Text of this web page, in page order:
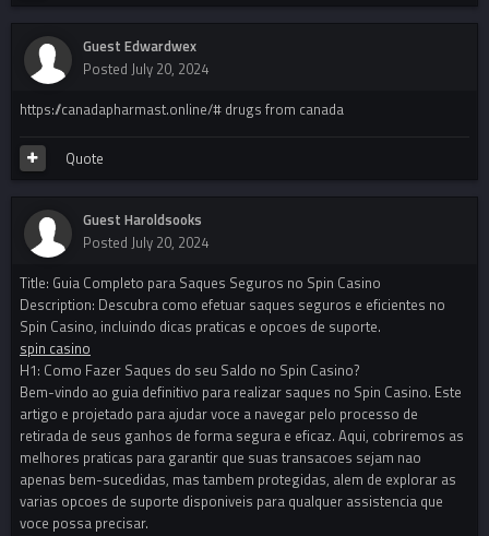
Guest Edwardwex
Posted July 20, 2024
https://canadapharmast.online/# drugs from canada
Quote
Guest Haroldsooks
Posted July 20, 2024
Title: Guia Completo para Saques Seguros no Spin Casino
Description: Descubra como efetuar saques seguros e eficientes no
Spin Casino, incluindo dicas praticas e opcoes de suporte.
spin casino
H1: Como Fazer Saques do seu Saldo no Spin Casino?
Bem-vindo ao guia definitivo para realizar saques no Spin Casino. Este
artigo e projetado para ajudar voce a navegar pelo processo de
retirada de seus ganhos de forma segura e eficaz. Aqui, cobriremos as
melhores praticas para garantir que suas transacoes sejam nao
apenas bem-sucedidas, mas tambem protegidas, alem de explorar as
varias opcoes de suporte disponiveis para qualquer assistencia que
voce possa precisar.